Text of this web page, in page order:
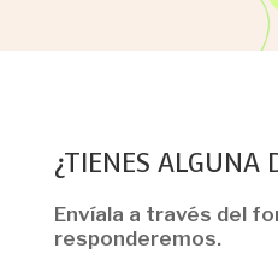
¿TIENES ALGUNA
Envíala a través del
responderemos.